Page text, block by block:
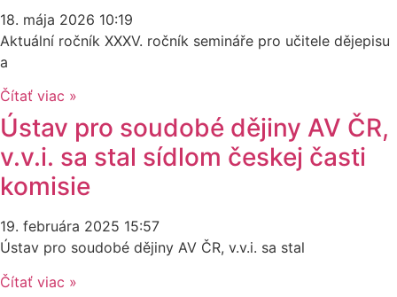
18. mája 2026 10:19
Aktuální ročník XXXV. ročník semináře pro učitele dějepisu
a
Čítať viac »
Ústav pro soudobé dějiny AV ČR,
v.v.i. sa stal sídlom českej časti
komisie
19. februára 2025 15:57
Ústav pro soudobé dějiny AV ČR, v.v.i. sa stal
Čítať viac »